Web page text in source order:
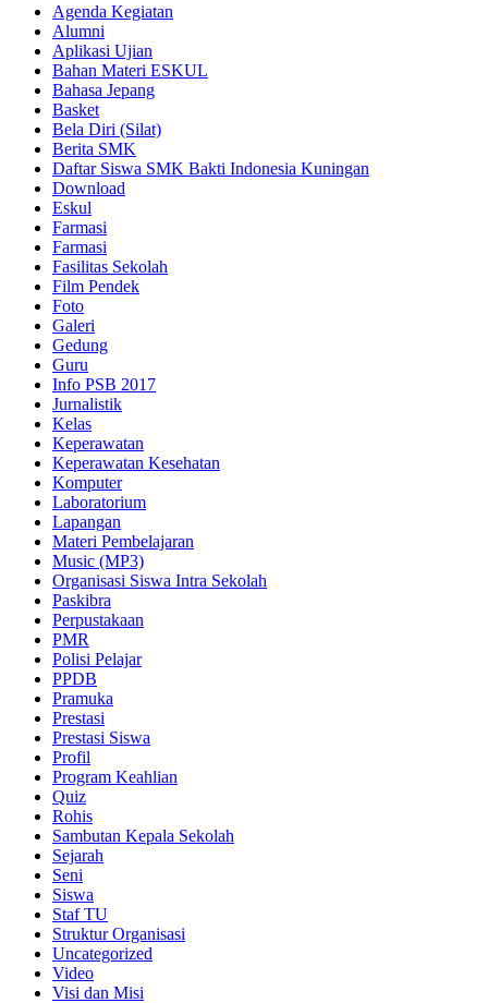
Agenda Kegiatan
Alumni
Aplikasi Ujian
Bahan Materi ESKUL
Bahasa Jepang
Basket
Bela Diri (Silat)
Berita SMK
Daftar Siswa SMK Bakti Indonesia Kuningan
Download
Eskul
Farmasi
Farmasi
Fasilitas Sekolah
Film Pendek
Foto
Galeri
Gedung
Guru
Info PSB 2017
Jurnalistik
Kelas
Keperawatan
Keperawatan Kesehatan
Komputer
Laboratorium
Lapangan
Materi Pembelajaran
Music (MP3)
Organisasi Siswa Intra Sekolah
Paskibra
Perpustakaan
PMR
Polisi Pelajar
PPDB
Pramuka
Prestasi
Prestasi Siswa
Profil
Program Keahlian
Quiz
Rohis
Sambutan Kepala Sekolah
Sejarah
Seni
Siswa
Staf TU
Struktur Organisasi
Uncategorized
Video
Visi dan Misi